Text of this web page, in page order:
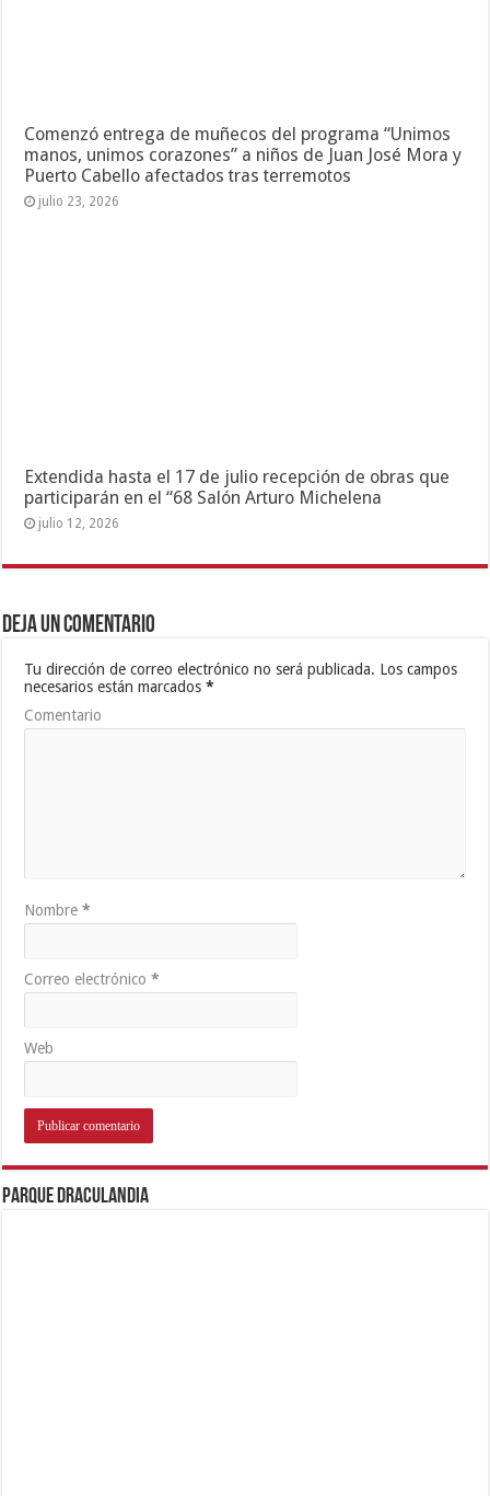
Comenzó entrega de muñecos del programa “Unimos
manos, unimos corazones” a niños de Juan José Mora y
Puerto Cabello afectados tras terremotos
julio 23, 2026
Extendida hasta el 17 de julio recepción de obras que
participarán en el “68 Salón Arturo Michelena
julio 12, 2026
Deja un comentario
Tu dirección de correo electrónico no será publicada. Los campos
necesarios están marcados*
Comentario
Nombre*
Correo electrónico*
Web
Parque Draculandia